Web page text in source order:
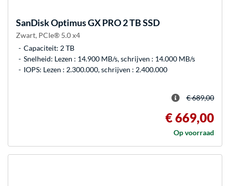
SanDiskOptimus GX PRO 2 TB SSD
Zwart, PCIe® 5.0 x4
Capaciteit: 2 TB
Snelheid: Lezen : 14.900 MB/s, schrijven : 14.000 MB/s
IOPS: Lezen : 2.300.000, schrijven : 2.400.000
€ 689,00
€ 669,00
Op voorraad